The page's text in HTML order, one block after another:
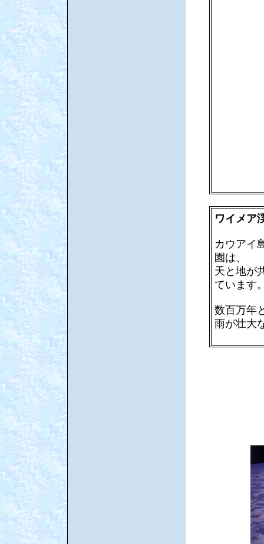
ワイメア
カウアイ
園は、
天と地が
ています
数百万年
雨が壮大